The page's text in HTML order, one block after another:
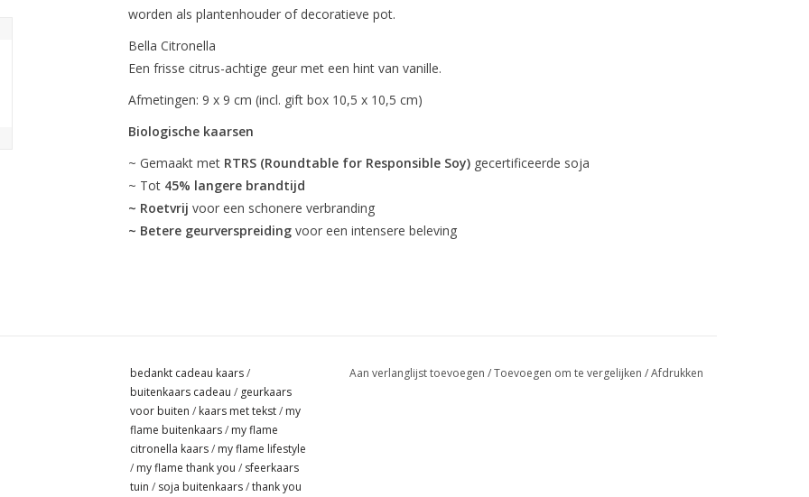
worden als plantenhouder of decoratieve pot.
Bella Citronella
Een frisse citrus-achtige geur met een hint van vanille.
Afmetingen: 9 x 9 cm (incl. gift box 10,5 x 10,5 cm)
Biologische kaarsen
~ Gemaakt met RTRS (Roundtable for Responsible Soy)gecertificeerde soja
~ Tot 45% langere brandtijd
~ Roetvrij voor een schonere verbranding
~ Betere geurverspreidingvoor een intensere beleving
bedankt cadeau kaars/
buitenkaars cadeau / geurkaars
voor buiten / kaars met tekst/ my
flame buitenkaars/ my flame
citronella kaars/ my flame lifestyle
/ my flame thank you / sfeerkaars
tuin / soja buitenkaars/thank you
Aan verlanglijst toevoegen /Toevoegen om te vergelijken /Afdrukken